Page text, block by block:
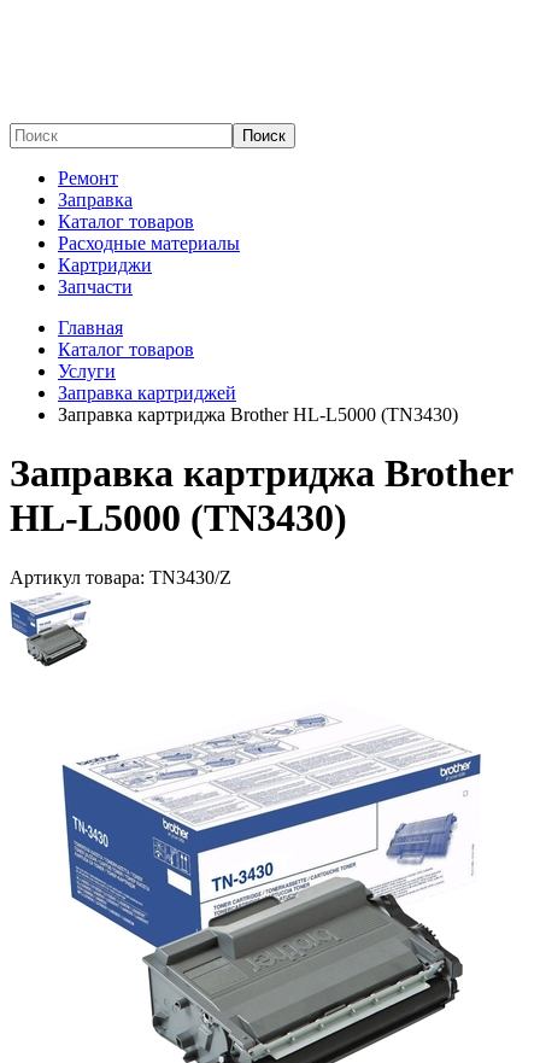
Поиск
Ремонт
Заправка
Каталог товаров
Расходные материалы
Картриджи
Запчасти
Главная
Каталог товаров
Услуги
Заправка картриджей
Заправка картриджа Brother HL-L5000 (TN3430)
Заправка картриджа Brother
HL-L5000 (TN3430)
Артикул товара: TN3430/Z